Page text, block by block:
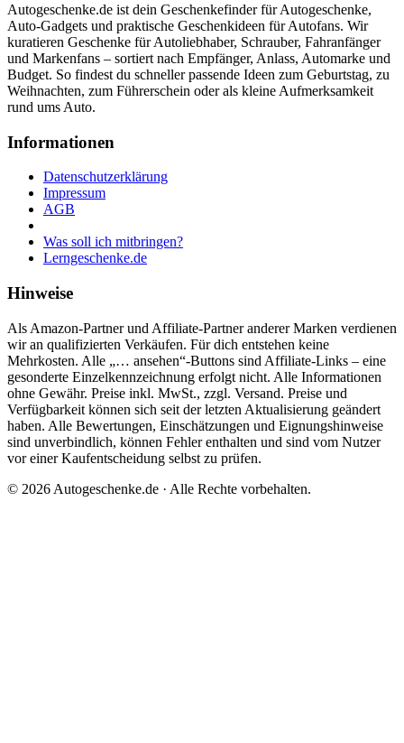
Autogeschenke.de ist dein Geschenkefinder für Autogeschenke,
Auto-Gadgets und praktische Geschenkideen für Autofans. Wir
kuratieren Geschenke für Autoliebhaber, Schrauber, Fahranfänger
und Markenfans – sortiert nach Empfänger, Anlass, Automarke und
Budget. So findest du schneller passende Ideen zum Geburtstag, zu
Weihnachten, zum Führerschein oder als kleine Aufmerksamkeit
rund ums Auto.
Informationen
Datenschutzerklärung
Impressum
AGB
Was soll ich mitbringen?
Lerngeschenke.de
Hinweise
Als Amazon-Partner und Affiliate-Partner anderer Marken verdienen
wir an qualifizierten Verkäufen. Für dich entstehen keine
Mehrkosten. Alle „… ansehen“-Buttons sind Affiliate-Links – eine
gesonderte Einzelkennzeichnung erfolgt nicht. Alle Informationen
ohne Gewähr. Preise inkl. MwSt., zzgl. Versand. Preise und
Verfügbarkeit können sich seit der letzten Aktualisierung geändert
haben. Alle Bewertungen, Einschätzungen und Eignungshinweise
sind unverbindlich, können Fehler enthalten und sind vom Nutzer
vor einer Kaufentscheidung selbst zu prüfen.
© 2026 Autogeschenke.de · Alle Rechte vorbehalten.